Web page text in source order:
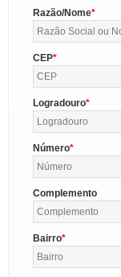
Razão/Nome
CEP
Logradouro
Número
Complemento
Bairro